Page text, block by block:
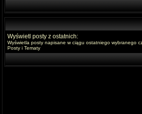
Wyświetl posty z ostatnich:
Wyświetla posty napisane w ciągu ostatniego wybranego
Posty i Tematy